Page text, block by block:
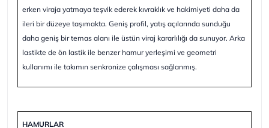
erken viraja yatmaya teşvik ederek kıvraklık ve hakimiyeti daha da
ileri bir düzeye taşımakta. Geniş profil, yatış açılarında sunduğu
daha geniş bir temas alanı ile üstün viraj kararlılığı da sunuyor. Arka
lastikte de ön lastik ile benzer hamur yerleşimi ve geometri
kullanımı ile takımın senkronize çalışması sağlanmış.
HAMURLAR